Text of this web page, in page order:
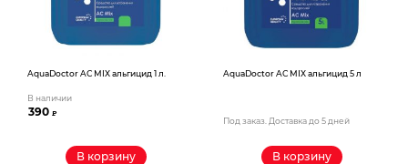
AquaDoctor AС MIX альгицид 1 л.
В наличии
390₽
В корзину
AquaDoctor AС MIX альгицид 5 л
Под заказ. Доставка до 5 дней
В корзину